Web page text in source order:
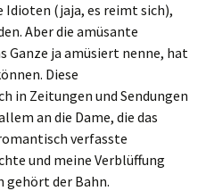
Idioten (jaja, es reimt sich),
Aber die amüsante
Ganze ja amüsiert nenne, hat
Diese
in Zeitungen und Sendungen
an die Dame, die das
verfasste
und meine Verblüffung
gehört der Bahn.